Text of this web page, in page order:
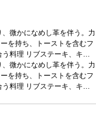
微かになめし革を伴う。力
を持ち、トーストを含むフ
う料理 リブステーキ、キ
と好相性葡萄品種ピノ・
り価格が同様の場合は自動
。
微かになめし革を伴う。力
を持ち、トーストを含むフ
う料理 リブステーキ、キ
。